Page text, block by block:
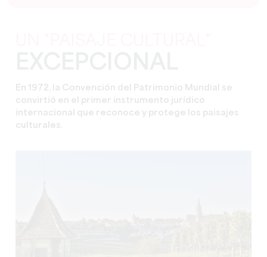
En 1972, la Convención del Patrimonio Mundial se
convirtió en el primer instrumento jurídico
internacional que reconoce y protege los paisajes
culturales.